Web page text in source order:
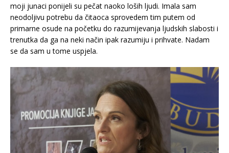
moji junaci ponijeli su pečat naoko loših ljudi. Imala sam
neodoljivu potrebu da čitaoca sprovedem tim putem od
primarne osude na početku do razumijevanja ljudskih slabosti i
trenutka da ga na neki način ipak razumiju i prihvate. Nadam
se da sam u tome uspjela.